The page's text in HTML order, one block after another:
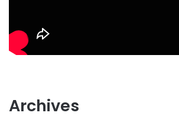
Archives